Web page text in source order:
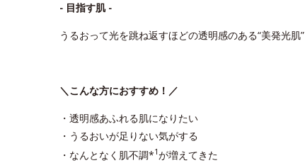
- 目指す肌 -
うるおって光を跳ね返すほどの透明感のある“美発光肌”
＼こんな方におすすめ！／
・透明感あふれる肌になりたい
・うるおいが足りない気がする
・なんとなく肌不調*1が増えてきた